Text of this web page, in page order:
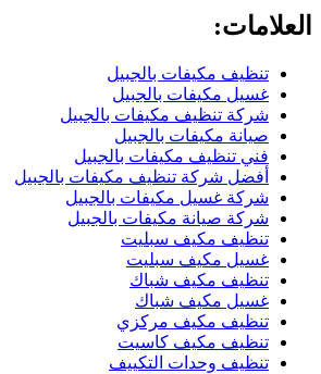
العلامات:
تنظيف مكيفات بالجبيل
غسيل مكيفات بالجبيل
شركة تنظيف مكيفات بالجبيل
صيانة مكيفات بالجبيل
فني تنظيف مكيفات بالجبيل
أفضل شركة تنظيف مكيفات بالجبيل
شركة غسيل مكيفات بالجبيل
شركة صيانة مكيفات بالجبيل
تنظيف مكيف سبليت
غسيل مكيف سبليت
تنظيف مكيف شباك
غسيل مكيف شباك
تنظيف مكيف مركزي
تنظيف مكيف كاسيت
تنظيف وحدات التكييف